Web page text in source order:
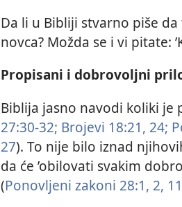
Da li u Bibliji stvarno piše
novca? Možda se i vi pitate:
Propisani i dobrovoljni
Biblija jasno navodi koliki je
27:30-32; Brojevi 18:21, 24;
27). To nije bilo iznad
da će ’obilovati svakim
(Ponovljeni zakoni 28:1, 2,